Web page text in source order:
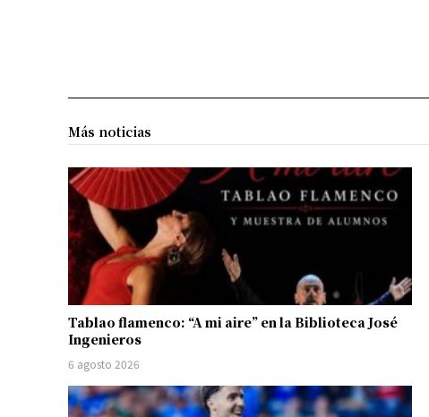
Más noticias
Tablao flamenco: “A mi aire” en la Biblioteca José
Ingenieros
6 agosto 2026